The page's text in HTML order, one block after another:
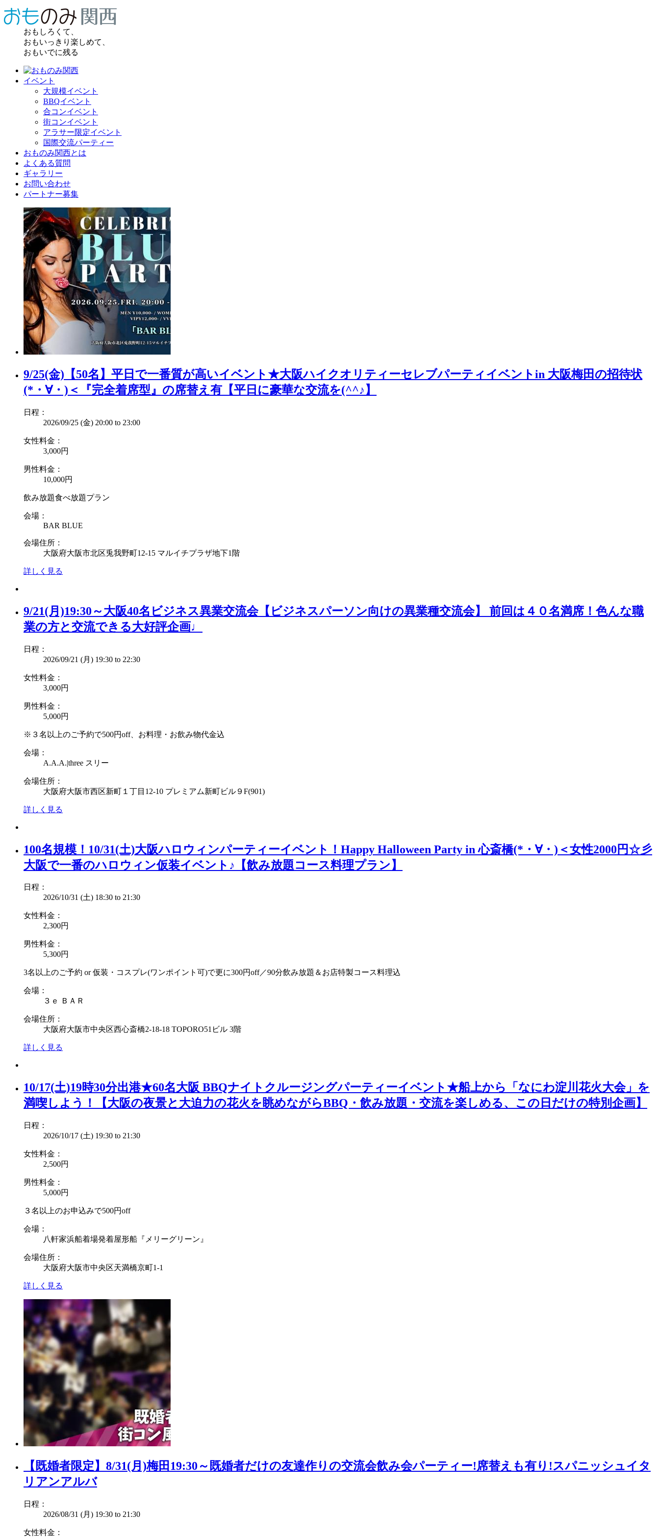
おもしろくて、
おもいっきり楽しめて、
おもいでに残る
イベント
大規模イベント
BBQイベント
合コンイベント
街コンイベント
アラサー限定イベント
国際交流パーティー
おものみ関西とは
よくある質問
ギャラリー
お問い合わせ
パートナー募集
9/25(金)【50名】平日で一番質が高いイベント★大阪ハイクオリティーセレブパーティイベントin 大阪梅田の招待状
(*・∀・)＜『完全着席型』の席替え有【平日に豪華な交流を(^^♪】
日程：
2026/09/25 (金) 20:00 to 23:00
女性料金：
3,000円
男性料金：
10,000円
飲み放題食べ放題プラン
会場：
BAR BLUE
会場住所：
大阪府大阪市北区兎我野町12-15 マルイチプラザ地下1階
詳しく見る
9/21(月)19:30～大阪40名ビジネス異業交流会【ビジネスパーソン向けの異業種交流会】 前回は４０名満席！色んな職
業の方と交流できる大好評企画♩
日程：
2026/09/21 (月) 19:30 to 22:30
女性料金：
3,000円
男性料金：
5,000円
※３名以上のご予約で500円off、お料理・お飲み物代金込
会場：
A.A.A.|three スリー
会場住所：
大阪府大阪市西区新町１丁目12-10 プレミアム新町ビル９F(901)
詳しく見る
100名規模！10/31(土)大阪ハロウィンパーティーイベント！Happy Halloween Party in 心斎橋(*・∀・)＜女性2000円☆彡
大阪で一番のハロウィン仮装イベント♪【飲み放題コース料理プラン】
日程：
2026/10/31 (土) 18:30 to 21:30
女性料金：
2,300円
男性料金：
5,300円
3名以上のご予約 or 仮装・コスプレ(ワンポイント可)で更に300円off／90分飲み放題＆お店特製コース料理込
会場：
３ｅ ＢＡＲ
会場住所：
大阪府大阪市中央区西心斎橋2-18-18 TOPORO51ビル 3階
詳しく見る
10/17(土)19時30分出港★60名大阪 BBQナイトクルージングパーティーイベント★船上から「なにわ淀川花火大会」を
満喫しよう！【大阪の夜景と大迫力の花火を眺めながらBBQ・飲み放題・交流を楽しめる、この日だけの特別企画】
日程：
2026/10/17 (土) 19:30 to 21:30
女性料金：
2,500円
男性料金：
5,000円
３名以上のお申込みで500円off
会場：
八軒家浜船着場発着屋形船『メリーグリーン』
会場住所：
大阪府大阪市中央区天満橋京町1-1
詳しく見る
【既婚者限定】8/31(月)梅田19:30～既婚者だけの友達作りの交流会飲み会パーティー!席替えも有り!スパニッシュイタ
リアンアルバ
日程：
2026/08/31 (月) 19:30 to 21:30
女性料金：